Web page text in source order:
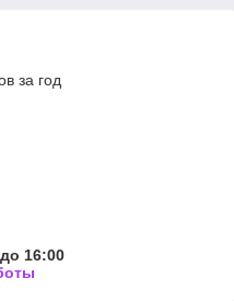
за год
16:00